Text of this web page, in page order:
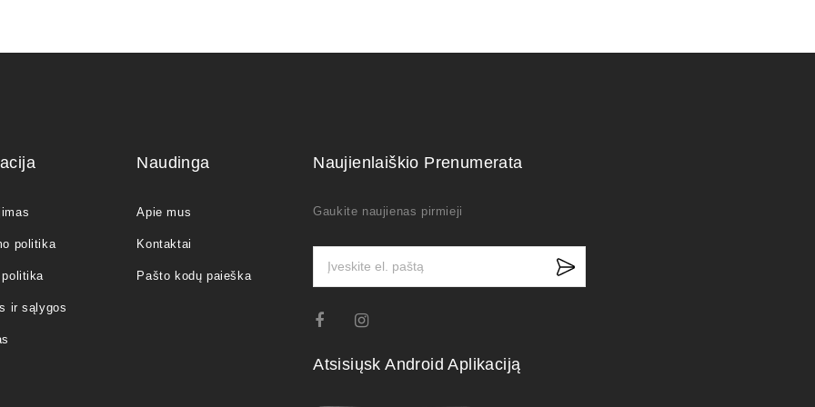
politika
ir sąlygos
Naudinga
Apie mus
Kontaktai
Pašto kodų paieška
Naujienlaiškio Prenumerata
Gaukite naujienas pirmieji
Atsisiųsk Android Aplikaciją